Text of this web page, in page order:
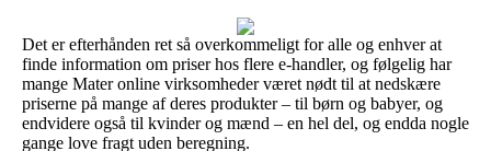
Det er efterhånden ret så overkommeligt for alle og enhver at
finde information om priser hos flere e-handler, og følgelig har
mange Mater online virksomheder været nødt til at nedskære
priserne på mange af deres produkter – til børn og babyer, og
endvidere også til kvinder og mænd – en hel del, og endda nogle
gange love fragt uden beregning.